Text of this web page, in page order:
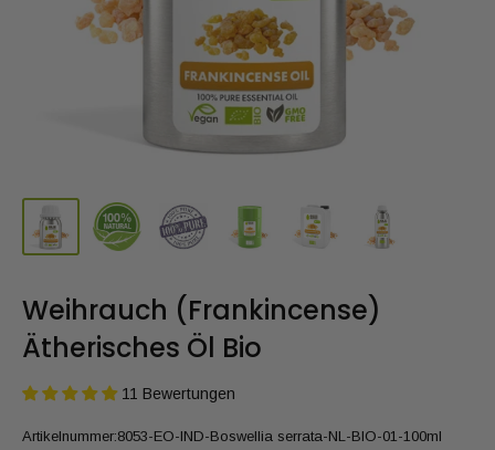
Weihrauch (Frankincense)
Ätherisches Öl Bio
11 Bewertungen
Artikelnummer:8053-EO-IND-Boswellia serrata-NL-BIO-01-100ml